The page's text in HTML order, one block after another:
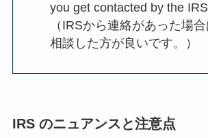
you get contacted by the
（IRSから連絡があった場
相談した方が良いです。）
IRS のニュアンスと注意点